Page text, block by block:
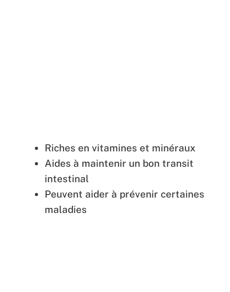
Riches en vitamines et minéraux
Aides à maintenir un bon transit
intestinal
Peuvent aider à prévenir certaines
maladies